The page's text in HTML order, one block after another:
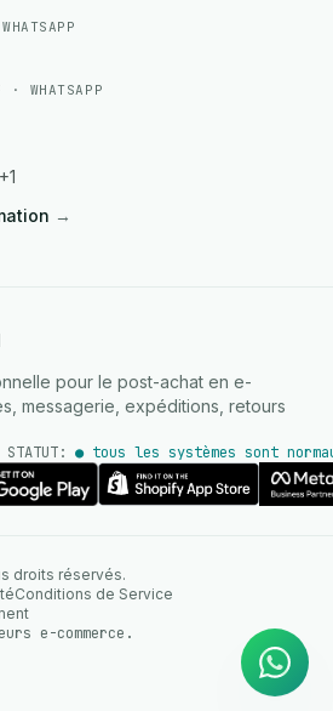
WHATSAPP
→
pour le post-achat en e-
messagerie, expéditions, retours
● tous les systèmes sont
droits réservés.
Conditions de Service
e-commerce.
Réponses instantanées sur
WhatsApp